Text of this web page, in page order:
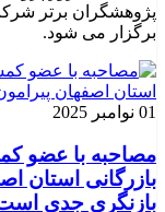
پژوهشگران برتر
برگزار می شود.
01 نوامبر 2025
مصاحبه با عضو
بازرگانی استان
بازنگری جدی